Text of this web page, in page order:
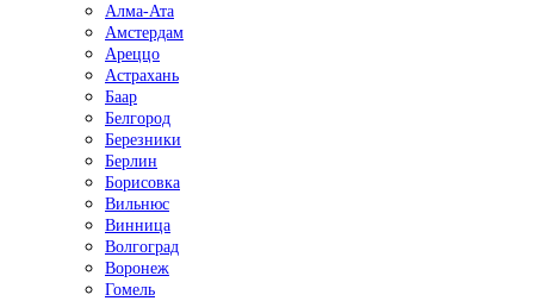
Алма-Ата
Амстердам
Ареццо
Астрахань
Баар
Белгород
Березники
Берлин
Борисовка
Вильнюс
Винница
Волгоград
Воронеж
Гомель